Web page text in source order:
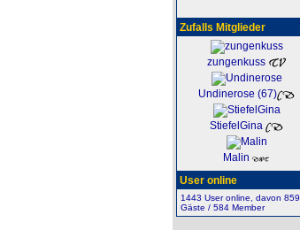
Zufalls Mitglieder
zungenkuss
Undinerose (67)
StiefelGina
Malin
User online
1443 User online, davon 859
Gäste / 584 Member